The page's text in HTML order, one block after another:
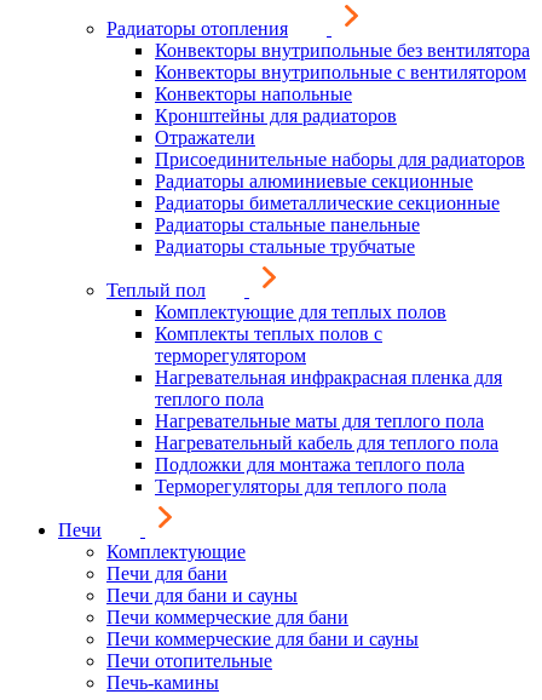
Радиаторы отопления
Конвекторы внутрипольные без вентилятора
Конвекторы внутрипольные с вентилятором
Конвекторы напольные
Кронштейны для радиаторов
Отражатели
Присоединительные наборы для радиаторов
Радиаторы алюминиевые секционные
Радиаторы биметаллические секционные
Радиаторы стальные панельные
Радиаторы стальные трубчатые
Теплый пол
Комплектующие для теплых полов
Комплекты теплых полов с
терморегулятором
Нагревательная инфракрасная пленка для
теплого пола
Нагревательные маты для теплого пола
Нагревательный кабель для теплого пола
Подложки для монтажа теплого пола
Терморегуляторы для теплого пола
Печи
Комплектующие
Печи для бани
Печи для бани и сауны
Печи коммерческие для бани
Печи коммерческие для бани и сауны
Печи отопительные
Печь-камины